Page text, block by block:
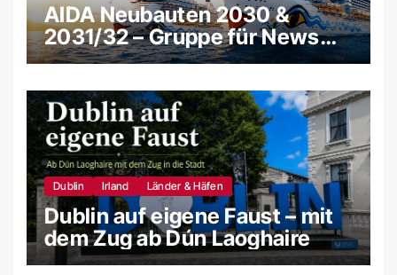
AIDA Neubauten 2030 &
2031/32 – Gruppe für News
und Gerüchte
Dublin Irland Länder & Häfen
Dublin auf eigene Faust – mit
dem Zug ab Dún Laoghaire